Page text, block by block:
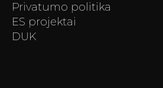
Privatumo politika
ES projektai
DUK